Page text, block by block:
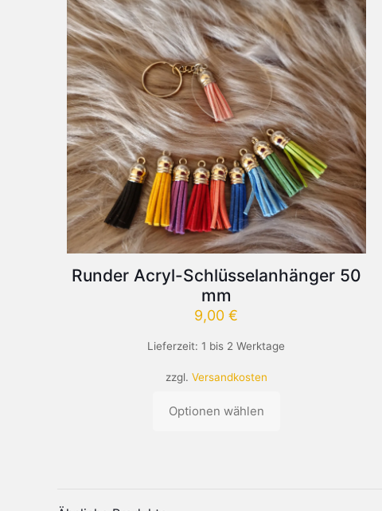
Runder Acryl-Schlüsselanhänger 50
mm
9,00€
Lieferzeit:1 bis 2 Werktage
zzgl. Versandkosten
Optionen wählen
Dieses